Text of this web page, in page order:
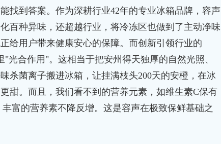
到答案。作为深耕行业42年的专业冰箱品牌，容声
百种异味，还超越行业，将冷冻区也做到了主动净味
给用户带来健康安心的保障。而创新引领行业的
合作用"。这相当于把安州得天独厚的自然光照、
杀菌离子搬进冰箱，让挂满枝头200天的安橙，在冰
甜。而且，我们看不到的营养元素，如维生素C保有
富的营养素不降反增。这是容声在极致保鲜基础之